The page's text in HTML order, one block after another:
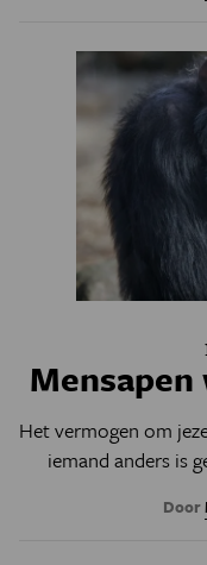
Het vermogen om
iemand anders is
Door